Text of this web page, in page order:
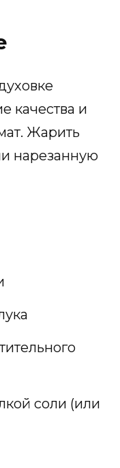
качества и
Жарить
нарезанную
соли (или